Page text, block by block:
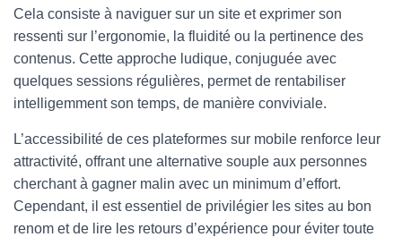
Cela consiste à naviguer sur un site et exprimer son
ressenti sur l’ergonomie, la fluidité ou la pertinence des
contenus. Cette approche ludique, conjuguée avec
quelques sessions régulières, permet de rentabiliser
intelligemment son temps, de manière conviviale.
L’accessibilité de ces plateformes sur mobile renforce leur
attractivité, offrant une alternative souple aux personnes
cherchant à gagner malin avec un minimum d’effort.
Cependant, il est essentiel de privilégier les sites au bon
renom et de lire les retours d’expérience pour éviter toute